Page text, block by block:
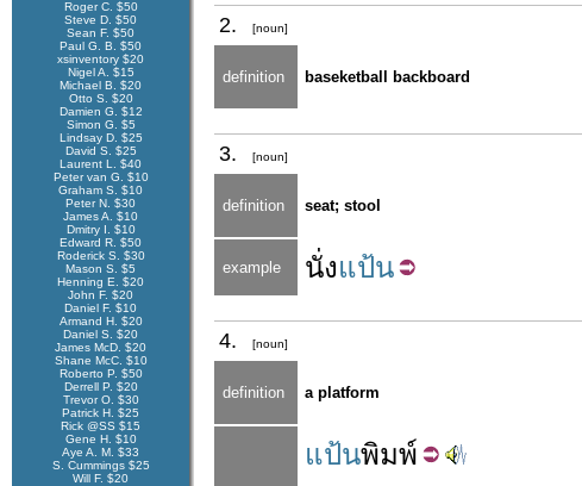
Roger C. $50
Steve D. $50
Sean F. $50
Paul G. B. $50
xsinventory $20
Nigel A. $15
Michael B. $20
Otto S. $20
Damien G. $12
Simon G. $5
Lindsay D. $25
David S. $25
Laurent L. $40
Peter van G. $10
Graham S. $10
Peter N. $30
James A. $10
Dmitry I. $10
Edward R. $50
Roderick S. $30
Mason S. $5
Henning E. $20
John F. $20
Daniel F. $10
Armand H. $20
Daniel S. $20
James McD. $20
Shane McC. $10
Roberto P. $50
Derrell P. $20
Trevor O. $30
Patrick H. $25
Rick @SS $15
Gene H. $10
Aye A. M. $33
S. Cummings $25
Will F. $20
2. [noun]
definition baseketball backboard
3. [noun]
definition seat; stool
example นั่งแป้น
4. [noun]
definition a platform
แป้นพิมพ์